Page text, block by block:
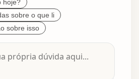
hoje?
sobre o que li
sobre isso